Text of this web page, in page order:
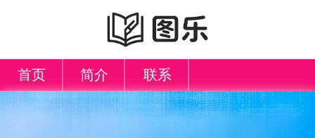
首页 简介 联系